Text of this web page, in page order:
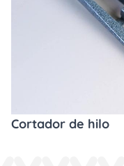
Cortador de hilo